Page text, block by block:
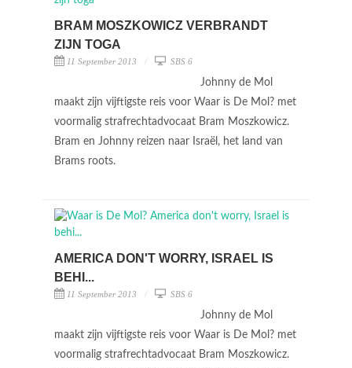
BRAM MOSZKOWICZ VERBRANDT
ZIJN TOGA
11 September 2013 SBS 6
Johnny de Mol
maakt zijn vijftigste reis voor Waar is De Mol? met
voormalig strafrechtadvocaat Bram Moszkowicz.
Bram en Johnny reizen naar Israël, het land van
Brams roots.
AMERICA DON'T WORRY, ISRAEL IS
BEHI...
11 September 2013 SBS 6
Johnny de Mol
maakt zijn vijftigste reis voor Waar is De Mol? met
voormalig strafrechtadvocaat Bram Moszkowicz.